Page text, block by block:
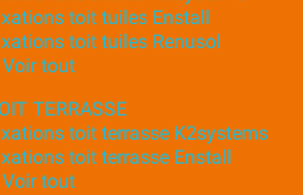
toit tuiles Enstall
toit tuiles Renusol
Voir tout
TERRASSE
toit terrasse K2systems
toit terrasse Enstall
Voir tout